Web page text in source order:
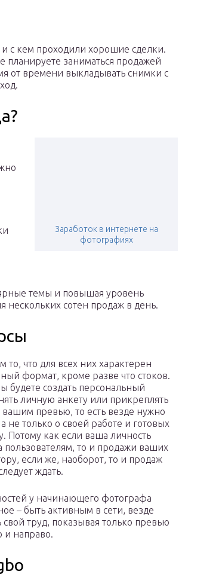
и с кем проходили хорошие сделки.
планируете заниматься продажей
от времени выкладывать снимки с
Заработок в интернете на
фотографиях
темы и повышая уровень
сотен продаж в день.
то, что для всех них характерен
формат, кроме разве что стоков.
будете создать персональный
личную анкету или прикреплять
вашим превью, то есть везде нужно
а не только о своей работе и готовых
Потому как если ваша личность
пользователям, то и продажи ваших
если же, наоборот, то и продаж
ждать.
у начинающего фотографа
– быть активным в сети, везде
свой труд, показывая только превью
и направо.